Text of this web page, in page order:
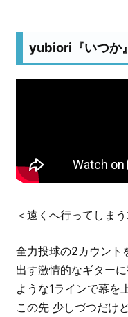
yubiori『いつか』
＜遠くへ行ってしま
全力投球の2カウント
出す激情的なギター
ような1ラインで幕を
この先 少しづつだけ